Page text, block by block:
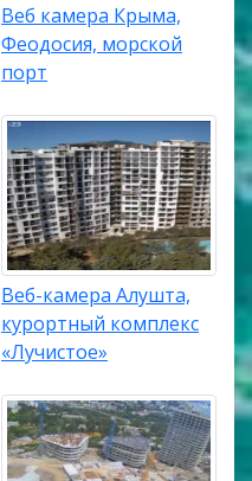
Веб камера Крыма,
Феодосия, морской
порт
Веб-камера Алушта,
курортный комплекс
«Лучистое»